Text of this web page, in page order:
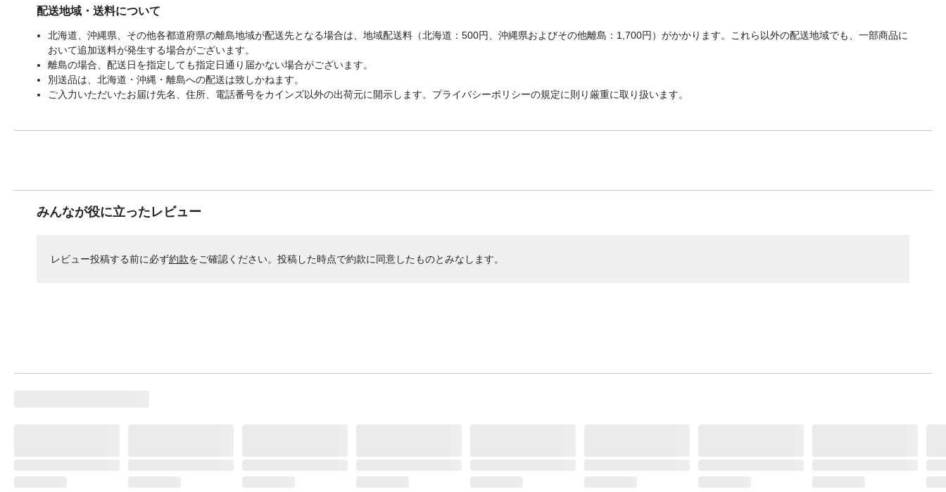
配送地域・送料について
北海道、沖縄県、その他各都道府県の離島地域が配送先となる場合は、地域配送料（北海道：500円、沖縄県およびその他離島：1,700円）がかかります。これら以外の配送地域でも、一部商品に
おいて追加送料が発生する場合がございます。
離島の場合、配送日を指定しても指定日通り届かない場合がございます。
別送品は、北海道・沖縄・離島への配送は致しかねます。
ご入力いただいたお届け先名、住所、電話番号をカインズ以外の出荷元に開示します。プライバシーポリシーの規定に則り厳重に取り扱います。
みんなが役に立ったレビュー
レビュー投稿する前に必ず約款をご確認ください。投稿した時点で約款に同意したものとみなします。